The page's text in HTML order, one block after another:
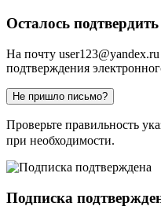
Осталось
На почту user123@yandex.ru
подтверждения
Не пришло письмо?
Проверьте правильность
при необходимости.
Подписка